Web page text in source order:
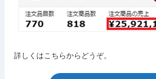
詳しくはこちらからどうぞ。